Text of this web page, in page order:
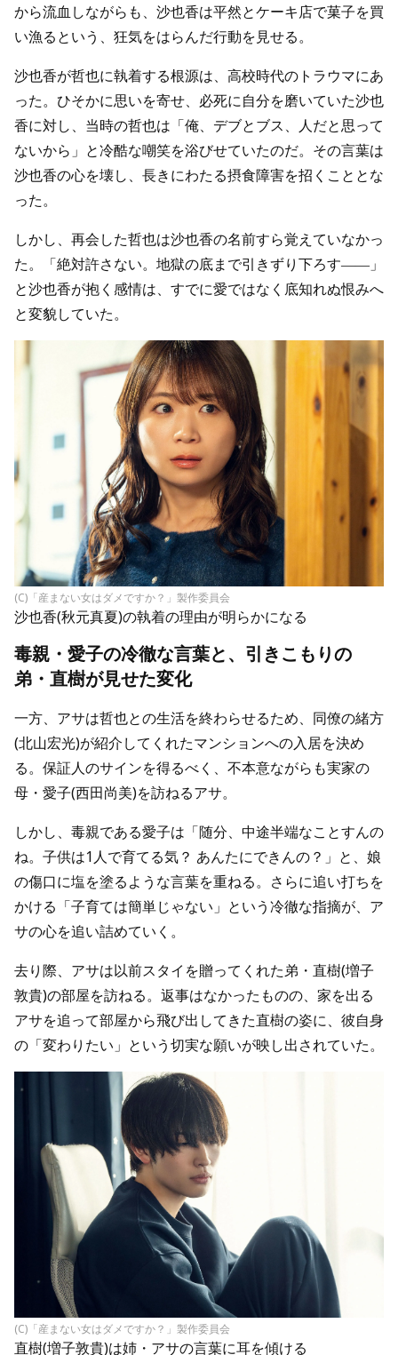
から流血しながらも、沙也香は平然とケーキ店で菓子を買
い漁るという、狂気をはらんだ行動を見せる。
沙也香が哲也に執着する根源は、高校時代のトラウマにあ
った。ひそかに思いを寄せ、必死に自分を磨いていた沙也
香に対し、当時の哲也は「俺、デブとブス、人だと思って
ないから」と冷酷な嘲笑を浴びせていたのだ。その言葉は
沙也香の心を壊し、長きにわたる摂食障害を招くこととな
った。
しかし、再会した哲也は沙也香の名前すら覚えていなかっ
た。「絶対許さない。地獄の底まで引きずり下ろす――」
と沙也香が抱く感情は、すでに愛ではなく底知れぬ恨みへ
と変貌していた。
(C)「産まない女はダメですか？」製作委員会
沙也香(秋元真夏)の執着の理由が明らかになる
毒親・愛子の冷徹な言葉と、引きこもりの
弟・直樹が見せた変化
一方、アサは哲也との生活を終わらせるため、同僚の緒方
(北山宏光)が紹介してくれたマンションへの入居を決め
る。保証人のサインを得るべく、不本意ながらも実家の
母・愛子(西田尚美)を訪ねるアサ。
しかし、毒親である愛子は「随分、中途半端なことすんの
ね。子供は1人で育てる気？ あんたにできんの？」と、娘
の傷口に塩を塗るような言葉を重ねる。さらに追い打ちを
かける「子育ては簡単じゃない」という冷徹な指摘が、ア
サの心を追い詰めていく。
去り際、アサは以前スタイを贈ってくれた弟・直樹(増子
敦貴)の部屋を訪ねる。返事はなかったものの、家を出る
アサを追って部屋から飛び出してきた直樹の姿に、彼自身
の「変わりたい」という切実な願いが映し出されていた。
(C)「産まない女はダメですか？」製作委員会
直樹(増子敦貴)は姉・アサの言葉に耳を傾ける